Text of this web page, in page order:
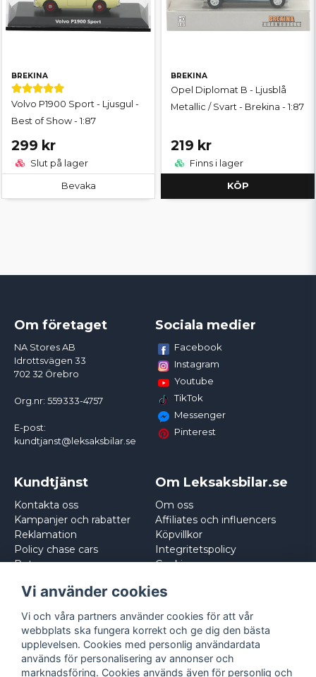
BREKINA
Volvo P1900 Sport - Ljusgul -
Best of Show - 1:87
299 kr
Slut på lager
Bevaka
BREKINA
Opel Diplomat B - Ljusblå
Metallic / Svart - Brekina - 1:87
219 kr
Finns i lager
KÖP
Om företaget
NA Stores AB
Idrottsvägen 33
702 32 Örebro
Org.nr: 559333-4757
E-post:
kundtjanst@leksaksbilar.se
Sociala medier
Facebook
Instagram
Youtube
TikTok
Messenger
Pinterest
Kundtjänst
Kontakta oss
Kampanjer och rabatter
Reklamation
Policy chase cars
Returnera
Om Leksaksbilar.se
Om oss
Affiliates och influencers
Köpvillkor
Integritetspolicy
Cookies
Vi använder cookies
Vi och våra partners använder cookies för att vår
webbplats ska fungera korrekt och ge dig den bästa
upplevelsen. Cookies med personlig användardata
används för personalisering av annonser och
marknadsföring. Cookies används även för personlig och